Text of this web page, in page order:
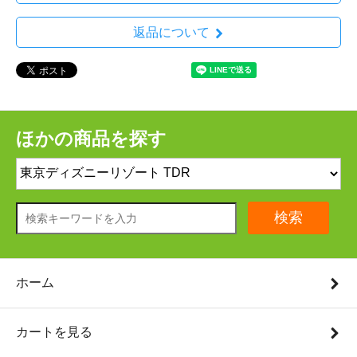
返品について
ほかの商品を探す
検索
ホーム
カートを見る